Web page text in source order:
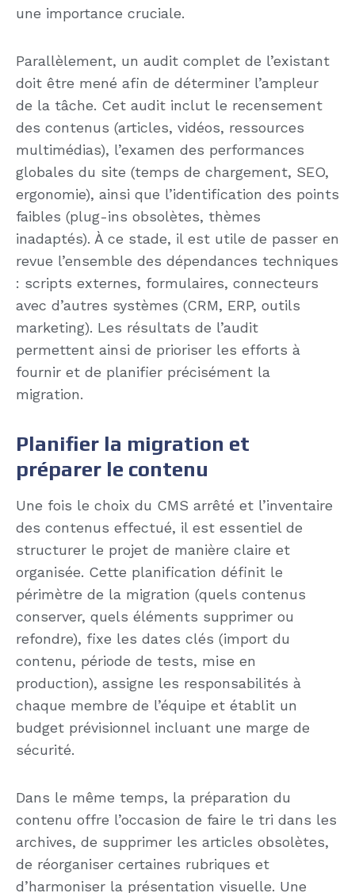
une importance cruciale.
Parallèlement, un audit complet de l’existant
doit être mené afin de déterminer l’ampleur
de la tâche. Cet audit inclut le recensement
des contenus (articles, vidéos, ressources
multimédias), l’examen des performances
globales du site (temps de chargement, SEO,
ergonomie), ainsi que l’identification des points
faibles (plug-ins obsolètes, thèmes
inadaptés). À ce stade, il est utile de passer en
revue l’ensemble des dépendances techniques
: scripts externes, formulaires, connecteurs
avec d’autres systèmes (CRM, ERP, outils
marketing). Les résultats de l’audit
permettent ainsi de prioriser les efforts à
fournir et de planifier précisément la
migration.
Planifier la migration et
préparer le contenu
Une fois le choix du CMS arrêté et l’inventaire
des contenus effectué, il est essentiel de
structurer le projet de manière claire et
organisée. Cette planification définit le
périmètre de la migration (quels contenus
conserver, quels éléments supprimer ou
refondre), fixe les dates clés (import du
contenu, période de tests, mise en
production), assigne les responsabilités à
chaque membre de l’équipe et établit un
budget prévisionnel incluant une marge de
sécurité.
Dans le même temps, la préparation du
contenu offre l’occasion de faire le tri dans les
archives, de supprimer les articles obsolètes,
de réorganiser certaines rubriques et
d’harmoniser la présentation visuelle. Une